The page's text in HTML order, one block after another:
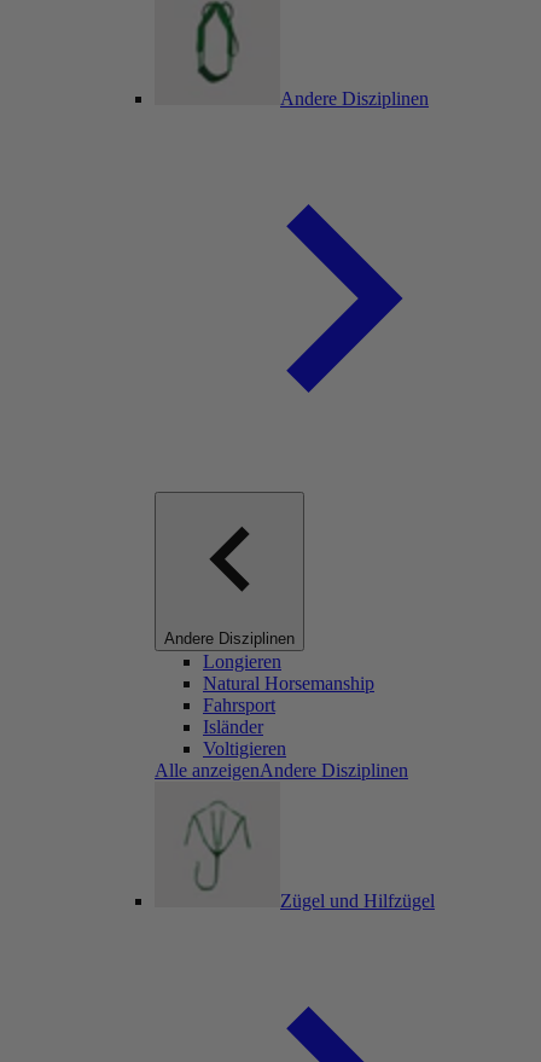
Andere Disziplinen
Andere Disziplinen
Longieren
Natural Horsemanship
Fahrsport
Isländer
Voltigieren
Alle anzeigenAndere Disziplinen
Zügel und Hilfzügel